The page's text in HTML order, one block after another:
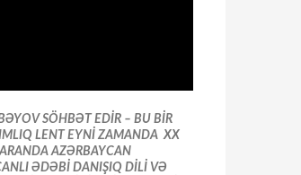
SÖHBƏT EDİR – BU BİR
LENT EYNİ ZAMANDA XX
AZƏRBAYCAN
ƏDƏBİ DANIŞIQ DİLİ VƏ